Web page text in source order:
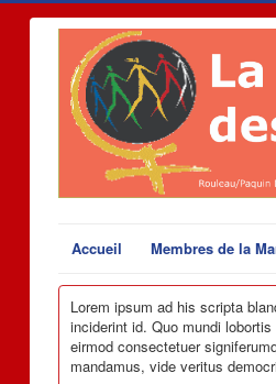
Accueil Membres de la
Lorem ipsum ad his scripta
inciderint id. Quo mundi
eirmod consectetuer
mandamus, vide veritus